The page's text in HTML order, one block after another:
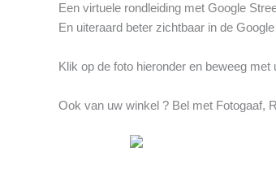
Een virtuele rondleiding met Google
En uiteraard beter zichtbaar in de
Klik op de foto hieronder en beweeg
Ook van uw winkel ? Bel met Fotogaaf,